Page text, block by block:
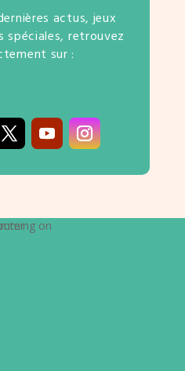
actus, jeux
retrouvez
sur :